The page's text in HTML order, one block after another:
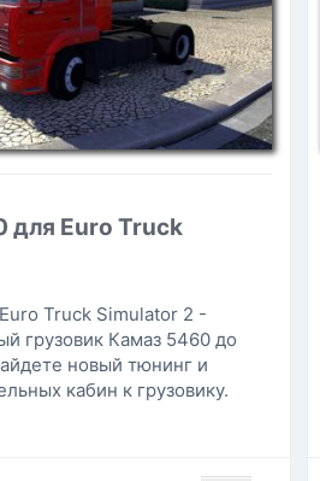
для Euro Truck
Truck Simulator 2 -
грузовик Камаз 5460 до
новый тюнинг и
кабин к грузовику.